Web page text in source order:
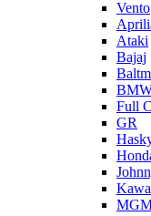
Vento
Ataki
Bajaj
Full
GR